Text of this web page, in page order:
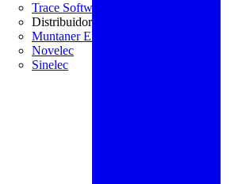
Trace Software
Distribuidor
Muntaner Electro
Novelec
Sinelec